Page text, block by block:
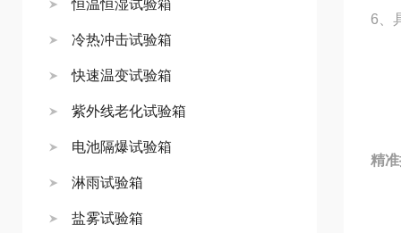
恒温恒湿试验箱
冷热冲击试验箱
快速温变试验箱
紫外线老化试验箱
电池隔爆试验箱
淋雨试验箱
盐雾试验箱
6、
精